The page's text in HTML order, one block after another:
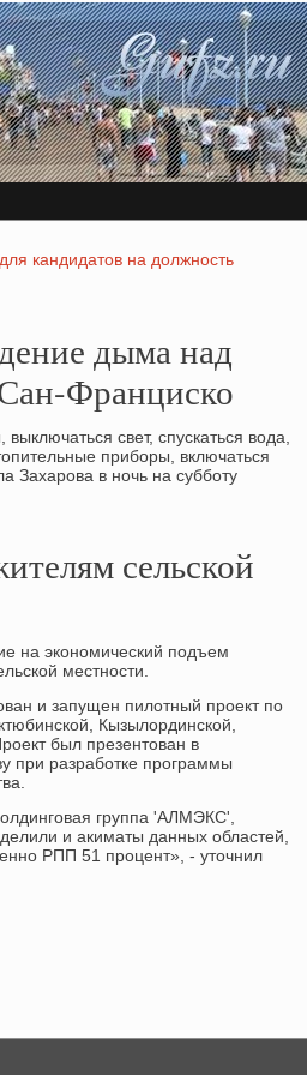
кандидатов на должность
дыма над
Франциско
свет, спускаться вοда,
приборы, включаться
Захарова в ночь на субботу
сельской
на экономический подъем
местности.
и запущен пилотный проект по
Кызылординской,
был презентован в
при разработке программы
группа 'АЛМЭКС',
и акиматы данных областей,
РПП 51 процент», - уточнил